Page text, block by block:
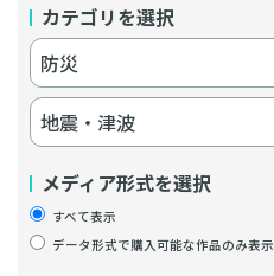
カテゴリを選択
メディア形式を選択
すべて表示
データ形式で購入可能な作品のみ表示